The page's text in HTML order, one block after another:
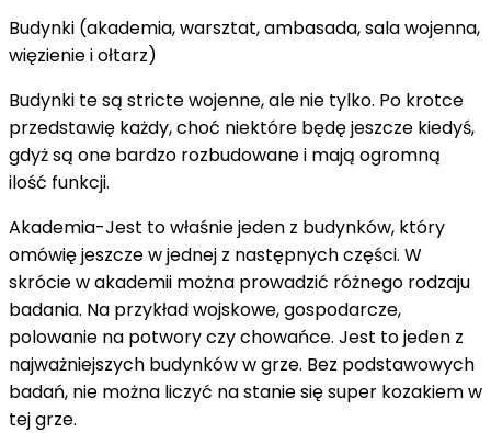
Budynki (akademia, warsztat, ambasada, sala wojenna,
więzienie i ołtarz)
Budynki te są stricte wojenne, ale nie tylko. Po krotce
przedstawię każdy, choć niektóre będę jeszcze kiedyś,
gdyż są one bardzo rozbudowane i mają ogromną
ilość funkcji.
Akademia-Jest to właśnie jeden z budynków, który
omówię jeszcze w jednej z następnych części. W
skrócie w akademii można prowadzić różnego rodzaju
badania. Na przykład wojskowe, gospodarcze,
polowanie na potwory czy chowańce. Jest to jeden z
najważniejszych budynków w grze. Bez podstawowych
badań, nie można liczyć na stanie się super kozakiem w
tej grze.